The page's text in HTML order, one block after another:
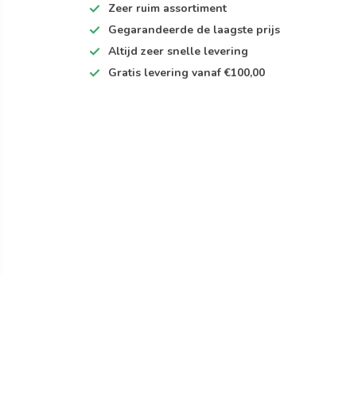
Zeer ruim assortiment
Gegarandeerde de laagste prijs
Altijdzeer snelle levering
Gratis levering vanaf €100,00